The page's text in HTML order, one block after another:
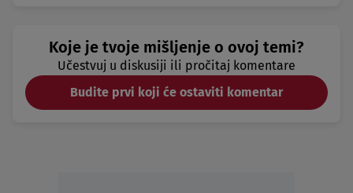
Koje je tvoje mišljenje o ovoj temi?
Učestvuj u diskusiji ili pročitaj komentare
Budite prvi koji će ostaviti komentar